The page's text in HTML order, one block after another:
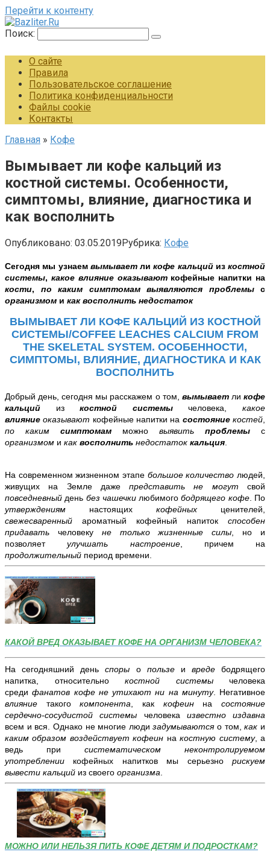
Перейти к контенту
Поиск:
О сайте
Правила
Пользовательское соглашение
Политика конфиденциальности
Файлы cookie
Контакты
Главная » Кофе
Вымывает ли кофе кальций из
костной системы. Особенности,
симптомы, влияние, диагностика и
как восполнить
Опубликовано: 03.05.2019Рубрика: Кофе
Сегодня мы узнаем вымывает ликофе кальцийиз костной
системы, какое влияние оказывают кофейные напитки на
кости, по каким симптомам выявляются проблемыс
организмом и как восполнить недостаток
ВЫМЫВАЕТ ЛИ КОФЕ КАЛЬЦИЙ ИЗ КОСТНОЙ
СИСТЕМЫ/COFFEE LEACHES CALCIUM FROM
THE SKELETAL SYSTEM. ОСОБЕННОСТИ,
СИМПТОМЫ, ВЛИЯНИЕ, ДИАГНОСТИКА И КАК
ВОСПОЛНИТЬ
Добрый день, сегодня мы расскажем о том, вымывает ликофе
кальций изкостной системычеловека,какое
влияниеоказывают кофейные напитки на состояниекостей
по каким симптомам можно выявить проблемы с
организмом и как восполнить недостаток кальция
На современном жизненном этапе большое количество людей,
живущих на Земле дажепредставить не могут свой
повседневный день без чашечкилюбимогободрящего кофе. По
утверждениям настоящих кофейных ценителей,
свежесваренный ароматный кофейный напиток способен
придавать человеку не только жизненные силы , но и
позволяетулучшать настроение, причем на
продолжительный период времени.
КАКОЙ ВРЕД ОКАЗЫВАЕТ КОФЕ НА ОРГАНИЗМ ЧЕЛОВЕКА?
На сегодняшний деньспоры о пользе и вреде бодрящего
напитка, относительно костной системычеловека
среди фанатов кофе не утихаютни на минуту. Негативное
влияние такогокомпонента, как кофеин насостояние
сердечно-сосудистой системы человека известно издавна
всем и вся. Однако не многие людизадумываютсяо том,как и
каким образом воздействует кофеин накостную систему, а
ведь при систематическом неконтролируемом
употреблении кофейных напитков мы серьезнорискуем
вывести кальций из своего организма.
МОЖНО ИЛИ НЕЛЬЗЯ ПИТЬ КОФЕ ДЕТЯМ И ПОДРОСТКАМ?